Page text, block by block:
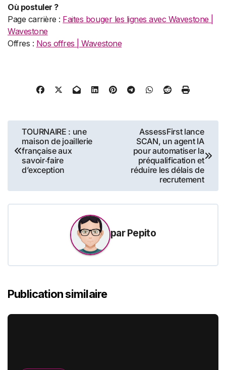
Où postuler ?
Page carrière : Faites bouger les lignes avec Wavestone |
Wavestone
Offres : Nos offres | Wavestone
Navigation
de
l’article
TOURNAIRE : une
maison de joaillerie
française aux
savoir‑faire
d’exception
AssessFirst lance
SCAN, un agent IA
pour automatiser la
préqualification et
réduire les délais de
recrutement
parPepito
Publication similaire